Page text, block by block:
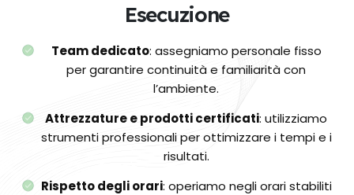
Esecuzione
Team dedicato: assegniamo personale fisso
per garantire continuità e familiarità con
l’ambiente.
Attrezzature e prodotti certificati: utilizziamo
strumenti professionali per ottimizzare i tempi e i
risultati.
Rispetto degli orari: operiamo negli orari stabiliti